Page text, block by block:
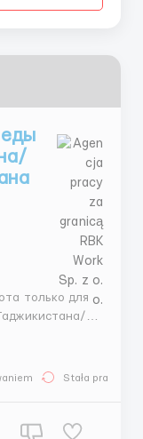
еды
лет - виза/Stała praca